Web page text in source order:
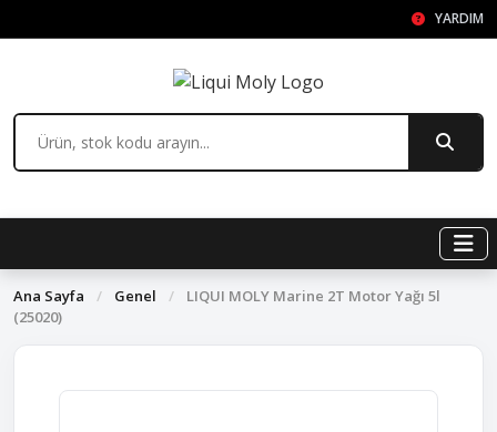
YARDIM
Ana Sayfa / Genel /
LIQUI MOLY Marine 2T Motor Yağı 5l
(25020)